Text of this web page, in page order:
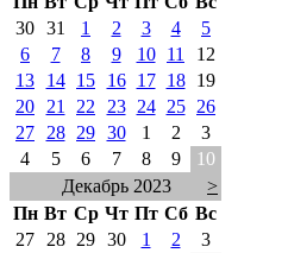
30 31 1 2 3 4
5
6
7 8 9 10 11
12
13
14 15 16 17 18
19
20
21 22 23 24 25
26
27
28 29 30 1 2
3
4
5 6 7 8 9
10
Декабрь 2023
>
Пн Вт Ср Чт Пт Сб Вс
27
28 29 30 1 2
3